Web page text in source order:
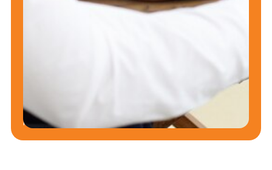
kolmandatele
isikutele